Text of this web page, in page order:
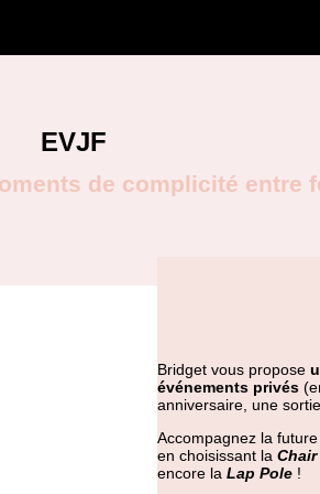
EVJF
de complicité entre
Bridget vous propose
événements privés
anniversaire, une
Accompagnez la
en choisissant la
encore laLap Pole !